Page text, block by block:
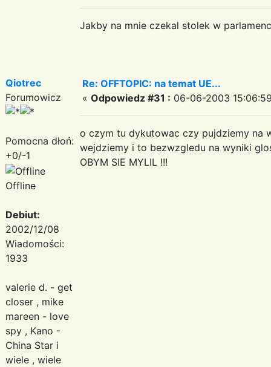
Jakby na mnie czekal stolek w
Qiotrec
Forumowicz
Pomocna dłoń:
+0/-1
Offline
Debiut:
2002/12/08
Wiadomości:
1933
valerie d. - get
closer , mike
mareen - love
spy , Kano -
China Star i
wiele , wiele
Re: OFFTOPIC: na temat UE...
« Odpowiedz #31 : 06-06-2003
o czym tu dykutowac czy pujdziemy
wejdziemy i to bezwzgledu na wyniki
OBYM SIE MYLIL !!!